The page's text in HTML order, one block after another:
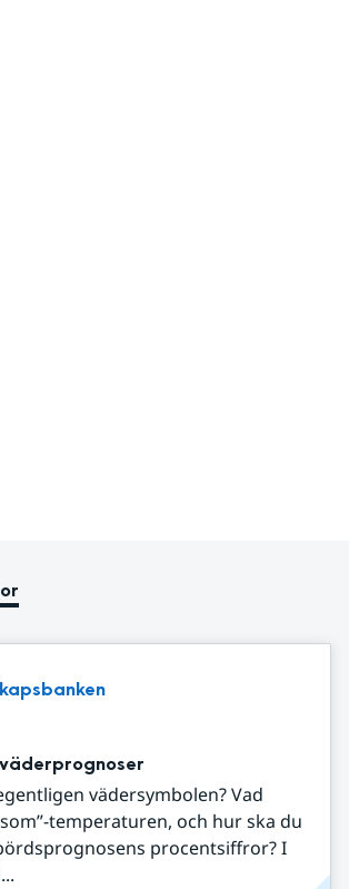
vädersymbolen? Vad
temperaturen, och hur ska du
procentsiffror? I